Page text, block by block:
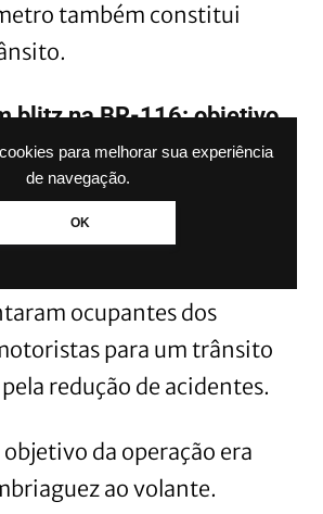
para melhorar sua experiência
de navegação.
OK
também constitui
blitz na BR-116: objetivo
a Polícia Rodoviária Federal
objetivo da ação era a
Além disso, policiais
ocupantes dos
para um trânsito
redução de acidentes.
da operação era
ao volante.